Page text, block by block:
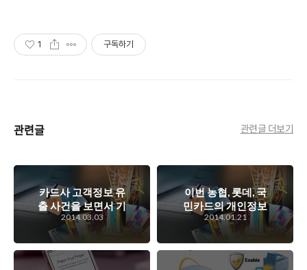
1 구독하기
관련글 관련글 더보기
카드사 고객정보 유
출 사건을 보면서 기
업 내부에서 이제는
필요로 하는 내부 보
안 시스템은 어떤 것
이 있을까? (1부)
2014.03.03
이번 농협, 롯데, 국
민카드의 개인정보
유출 사고를 보면서
다시 생각하는 보안
의 중요성
2014.01.21